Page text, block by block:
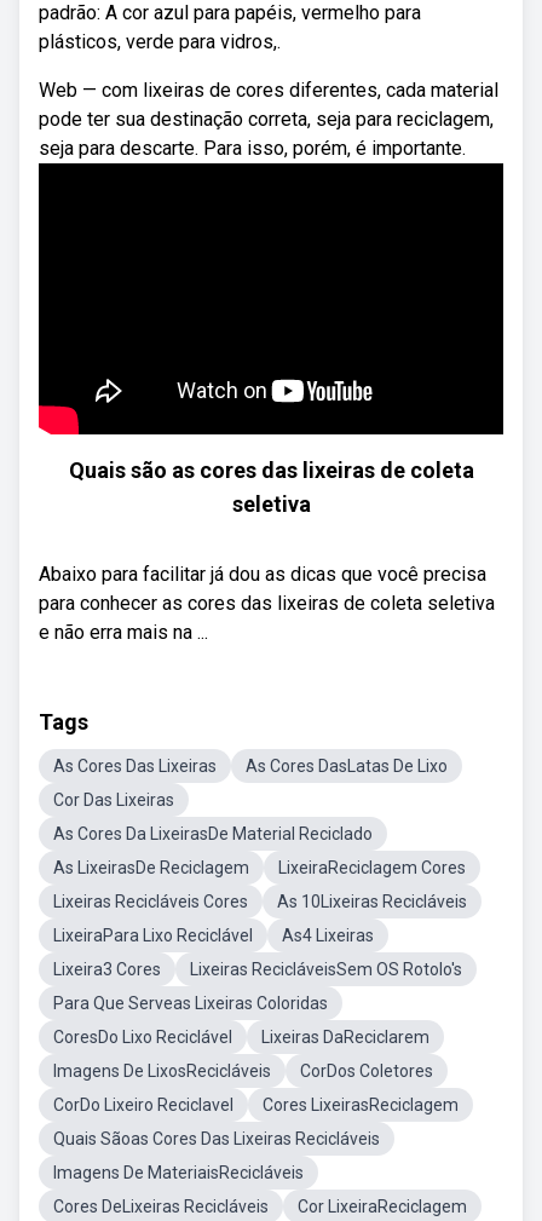
padrão: A cor azul para papéis, vermelho para
plásticos, verde para vidros,.
Web — com lixeiras de cores diferentes, cada material
pode ter sua destinação correta, seja para reciclagem,
seja para descarte. Para isso, porém, é importante.
Quais são as cores das lixeiras de coleta
seletiva
Abaixo para facilitar já dou as dicas que você precisa
para conhecer as cores das lixeiras de coleta seletiva
e não erra mais na ...
Tags
As Cores Das Lixeiras
As Cores DasLatas De Lixo
Cor Das Lixeiras
As Cores Da LixeirasDe Material Reciclado
As LixeirasDe Reciclagem
LixeiraReciclagem Cores
Lixeiras Recicláveis Cores
As 10Lixeiras Recicláveis
LixeiraPara Lixo Reciclável
As4 Lixeiras
Lixeira3 Cores
Lixeiras RecicláveisSem OS Rotolo's
Para Que Serveas Lixeiras Coloridas
CoresDo Lixo Reciclável
Lixeiras DaReciclarem
Imagens De LixosRecicláveis
CorDos Coletores
CorDo Lixeiro Reciclavel
Cores LixeirasReciclagem
Quais Sãoas Cores Das Lixeiras Recicláveis
Imagens De MateriaisRecicláveis
Cores DeLixeiras Recicláveis
Cor LixeiraReciclagem